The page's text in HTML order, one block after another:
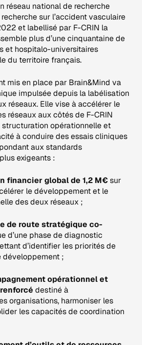
réseau national de recherche
sur l’accident vasculaire
et labellisé par F-CRIN la
plus d’une cinquantaine de
et hospitalo-universitaires
du territoire français.
mis en place par Brain&Mind va
impulsée depuis la labélisation
réseaux. Elle vise à accélérer le
réseaux aux côtés de F-CRIN
structuration opérationnelle et
à conduire des essais cliniques
aux standards
exigeants :
financier global de 1,2 M€sur
le développement et le
des deux réseaux ;
de route stratégique co-
d’une phase de diagnostic
d’identifier les priorités de
;
opérationnel et
destiné à
organisations, harmoniser les
les capacités de coordination